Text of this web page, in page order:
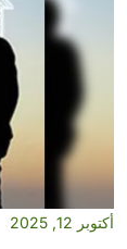
أكتوبر 12, 2025